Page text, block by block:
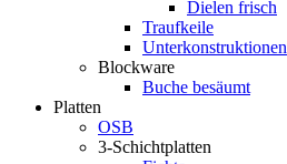
Dielen frisch
Traufkeile
Unterkonstruktionen
Blockware
Buche besäumt
Platten
OSB
3-Schichtplatten